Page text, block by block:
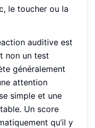
le toucher ou la
auditive est
non un test
généralement
attention
simple et une
Un score
qu’il y